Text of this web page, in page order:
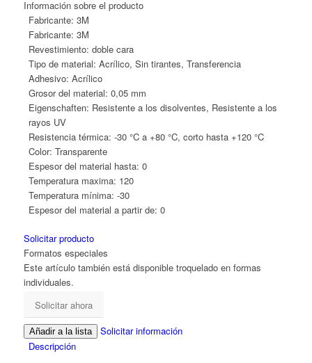
Información sobre el producto
Fabricante: 3M
Fabricante: 3M
Revestimiento: doble cara
Tipo de material: Acrílico, Sin tirantes, Transferencia
Adhesivo: Acrílico
Grosor del material: 0,05 mm
Eigenschaften: Resistente a los disolventes, Resistente a los
rayos UV
Resistencia térmica: -30 °C a +80 °C, corto hasta +120 °C
Color: Transparente
Espesor del material hasta: 0
Temperatura maxima: 120
Temperatura mínima: -30
Espesor del material a partir de: 0
Solicitar producto
Formatos especiales
Este artículo también está disponible troquelado en formas
individuales.
Solicitar ahora
Añadir a la lista
Solicitar información
Descripción